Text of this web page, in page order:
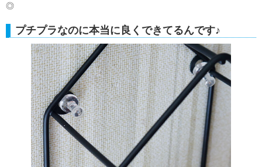
◎
プチプラなのに本当に良くできてるんです♪